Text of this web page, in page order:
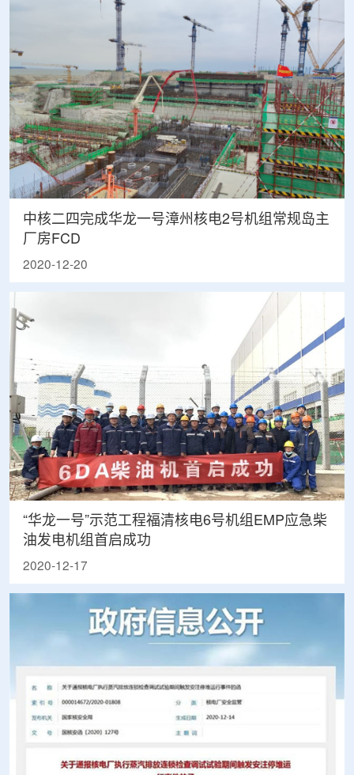
中核二四完成华龙一号漳州核电2号机组常规岛主
厂房FCD
2020-12-20
“华龙一号”示范工程福清核电6号机组EMP应急柴
油发电机组首启成功
2020-12-17